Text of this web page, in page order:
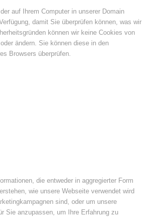
auf Ihrem Computer in unserer Domain
damit Sie überprüfen können, was wir
können wir keine Cookies von
ändern. Sie können diese in den
Browsers überprüfen.
die entweder in aggregierter Form
wie unsere Webseite verwendet wird
sind, oder um unsere
Sie anzupassen, um Ihre Erfahrung zu